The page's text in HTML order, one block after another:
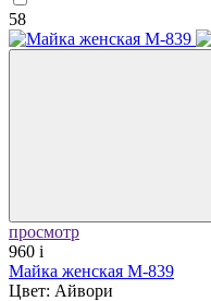
58
просмотр
960 i
Майка женская М-839
Цвет: Айвори